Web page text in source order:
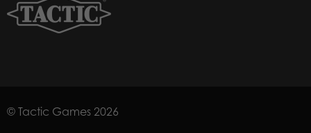
© Tactic Games 2026